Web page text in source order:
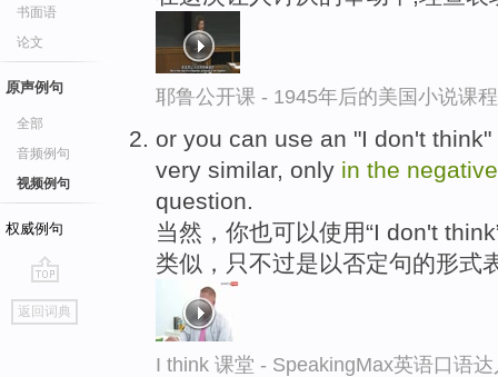
书面语
论文
原声例句
全部
音频例句
视频例句
权威例句
go
top
返回词典
耶鲁公开课 - 1945年后的美国小说课
or you can use an "I don't
very similar, only in the negative
question.
当然，你也可以使用“I don't
类似，只不过是以否定句的形式
I think 课堂 - SpeakingMax英语口语达